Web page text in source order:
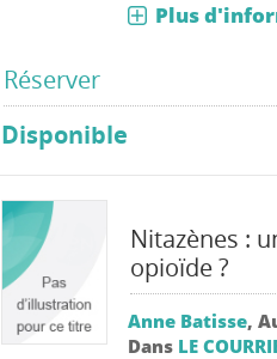
Plus
Réserver
Disponible
Nitazènes :
opioïde ?
Anne Batisse,
Dans LE